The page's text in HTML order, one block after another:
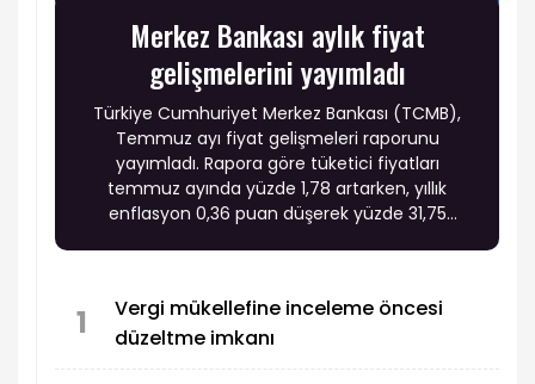
Merkez Bankası aylık fiyat
gelişmelerini yayımladı
Türkiye Cumhuriyet Merkez Bankası (TCMB),
Temmuz ayı fiyat gelişmeleri raporunu
yayımladı. Rapora göre tüketici fiyatları
temmuz ayında yüzde 1,78 artarken, yıllık
enflasyon 0,36 puan düşerek yüzde 31,75
görünümünde belirleyici oldu.
1
Vergi mükellefine inceleme öncesi
düzeltme imkanı